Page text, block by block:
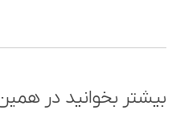
بیشتر بخوانید در